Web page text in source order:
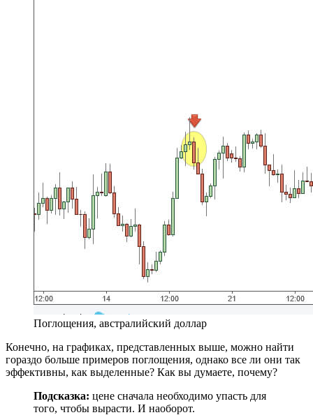
Поглощения, австралийский доллар
Конечно, на графиках, представленных выше, можно найти
гораздо больше примеров поглощения, однако все ли они так
эффективны, как выделенные? Как вы думаете, почему?
Подсказка: цене сначала необходимо упасть для
того, чтобы вырасти. И наоборот.